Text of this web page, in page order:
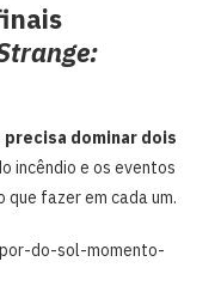
precisa dominar dois
incêndio e os eventos
fazer em cada um.